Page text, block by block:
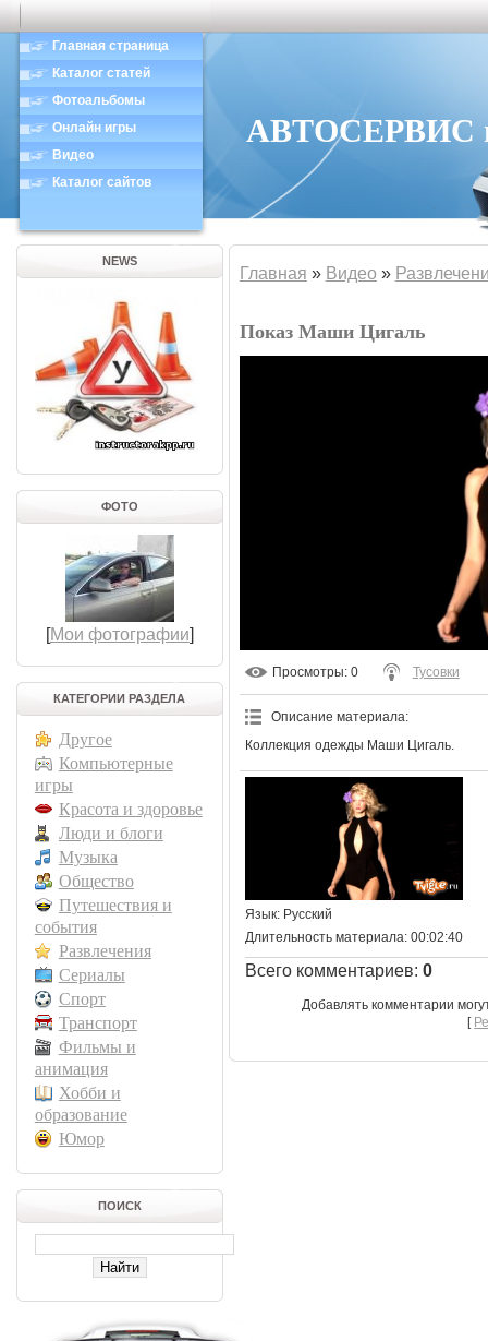
Главная страница
Каталог статей
Фотоальбомы
Онлайн игры
Видео
Каталог сайтов
АВТОСЕРВИС в
NEWS
ФОТО
[Мои фотографии]
КАТЕГОРИИ РАЗДЕЛА
Другое
Компьютерные
игры
Красота и здоровье
Люди и блоги
Музыка
Общество
Путешествия и
события
Развлечения
Сериалы
Спорт
Транспорт
Фильмы и
анимация
Хобби и
образование
Юмор
ПОИСК
Главная » Видео »
Показ Маши Цигаль
Просмотры: 0 Тусовки
Описание материала:
Коллекция одежды Маши Цигаль.
Язык: Русский
Длительность материала: 00:02:40
Всего комментариев: 0
Добавлять комментарии
[